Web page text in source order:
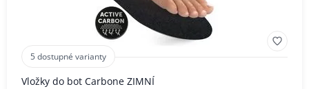
5 dostupné varianty
Vložky do bot Carbone ZIMNÍ